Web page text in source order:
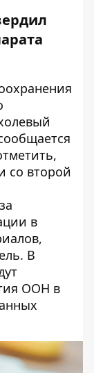
со второй
в
В
ООН в